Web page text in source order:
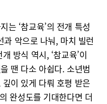
는 ‘참교육’의 전개 특성
과 악으로 나눠, 마치 빌런
방식 역시, ‘참교육’이
땐 다소 아쉽다. 소년범
이 있게 다뤄 호평 받은
완성도를 기대한다면 더